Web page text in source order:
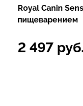
Royal Canin
пищеварением
2 497 руб.